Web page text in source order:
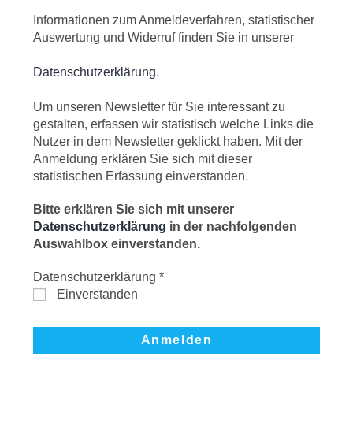
Informationen zum Anmeldeverfahren, statistischer
Auswertung und Widerruf finden Sie in unserer
Datenschutzerklärung.
Um unseren Newsletter für Sie interessant zu
gestalten, erfassen wir statistisch welche Links die
Nutzer in dem Newsletter geklickt haben. Mit der
Anmeldung erklären Sie sich mit dieser
statistischen Erfassung einverstanden.
Bitte erklären Sie sich mit unserer
Datenschutzerklärung in der nachfolgenden
Auswahlbox einverstanden.
Datenschutzerklärung*
Einverstanden